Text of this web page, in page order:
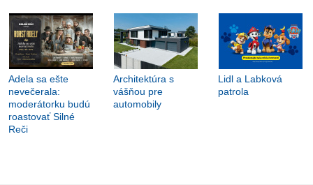
Adela sa ešte
nevečerala:
moderátorku budú
roastovať Silné
Reči
Architektúra s
vášňou pre
automobily
Lidl a Labková
patrola